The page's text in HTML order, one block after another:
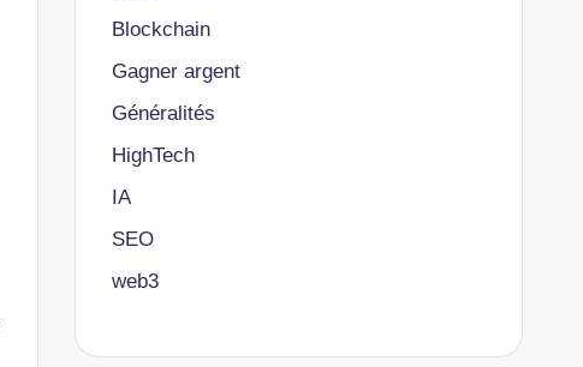
Blockchain
Gagner argent
Généralités
HighTech
IA
SEO
web3